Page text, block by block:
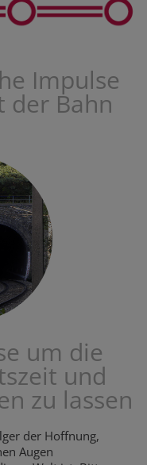
Impulse
der Bahn
um die
und
zu lassen
der Hoffnung,
Augen